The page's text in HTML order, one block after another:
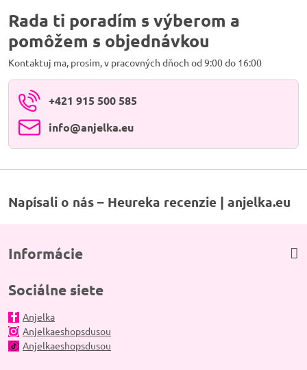
normálnu hladinu cholesterolu a
glukózy v krvi. Kotvičník zemný...
Rada ti poradím s výberom a
pomôžem s objednávkou
Kontaktuj ma, prosím, v pracovných dňoch od 9:00 do 16:00
+421 915 500 585
info​@anjelka​.eu
Napísali o nás – Heureka recenzie | anjelka.eu
Informácie
Sociálne siete
Anjelka
Anjelkaeshopsdusou
Anjelkaeshopsdusou